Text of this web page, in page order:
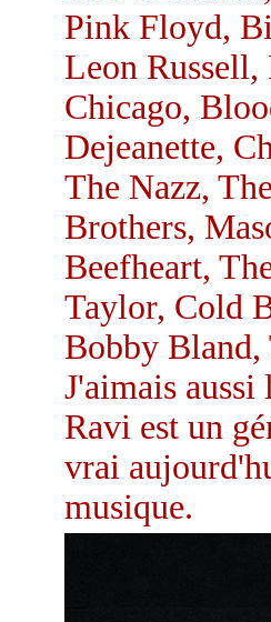
Pink Floyd,
Leon
Chicago,
Dejeanette,
The Nazz,
Brothers,
Beefheart,
Taylor, Cold
Bobby Bland,
J'aimais
Ravi est un
vrai
musique.